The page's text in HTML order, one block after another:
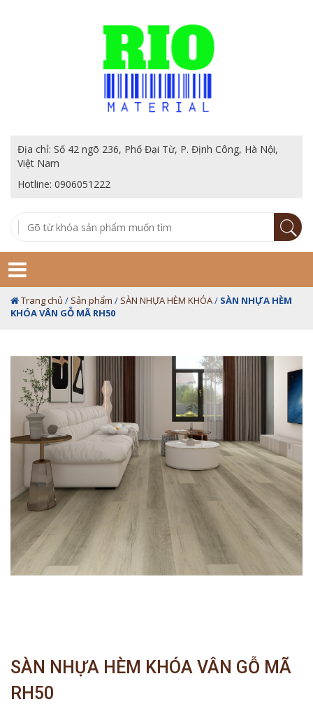
Địa chỉ: Số 42 ngõ 236, Phố Đại Từ, P. Định Công, Hà Nội,
Việt Nam
Hotline: 0906051222
Trang chủ / Sản phẩm / SÀN NHỰA HÈM KHÓA/ SÀN NHỰA HÈM
KHÓA VÂN GỖ MÃ RH50
SÀN NHỰA HÈM KHÓA VÂN GỖ MÃ
RH50